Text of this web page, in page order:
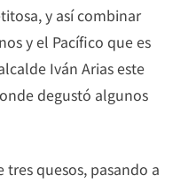
y así combinar
y el Pacífico que es
Iván Arias este
degustó algunos
quesos, pasando a